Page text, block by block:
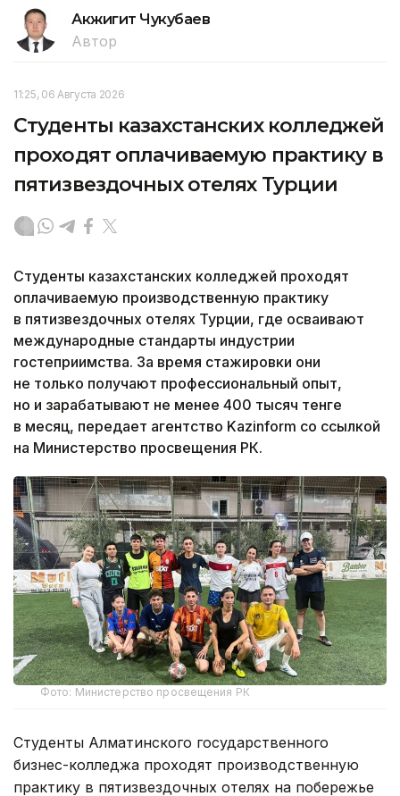
Акжигит Чукубаев
Автор
11:25, 06 Августа 2026
Студенты казахстанских колледжей
проходят оплачиваемую практику в
пятизвездочных отелях Турции
Студенты казахстанских колледжей проходят
оплачиваемую производственную практику
в пятизвездочных отелях Турции, где осваивают
международные стандарты индустрии
гостеприимства. За время стажировки они
не только получают профессиональный опыт,
но и зарабатывают не менее 400 тысяч тенге
в месяц, передает агентство Kazinform со ссылкой
на Министерство просвещения РК.
Фото: Министерство просвещения РК
Студенты Алматинского государственного
бизнес-колледжа проходят производственную
практику в пятизвездочных отелях на побережье